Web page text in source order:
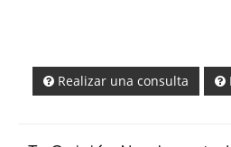
Realizar una consulta